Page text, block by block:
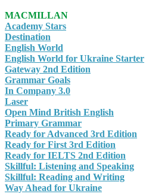
MACMILLAN
Academy Stars
Destination
English World
English World for Ukraine Starter
Gateway 2nd Edition
Grammar Goals
In Company 3.0
Laser
Open Mind British English
Primary Grammar
Ready for Advanced 3rd Edition
Ready for First 3rd Edition
Ready for IELTS 2nd Edition
Skillful: Listening and Speaking
Skillful: Reading and Writing
Way Ahead for Ukraine